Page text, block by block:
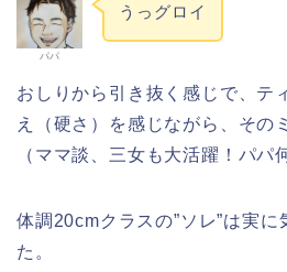
パパ
うっグロイ
おしりから引き抜く感じで、テ
え（硬さ）を感じながら、その
（ママ談、三女も大活躍！パパ
体調20cmクラスの”ソレ”は実に
た。